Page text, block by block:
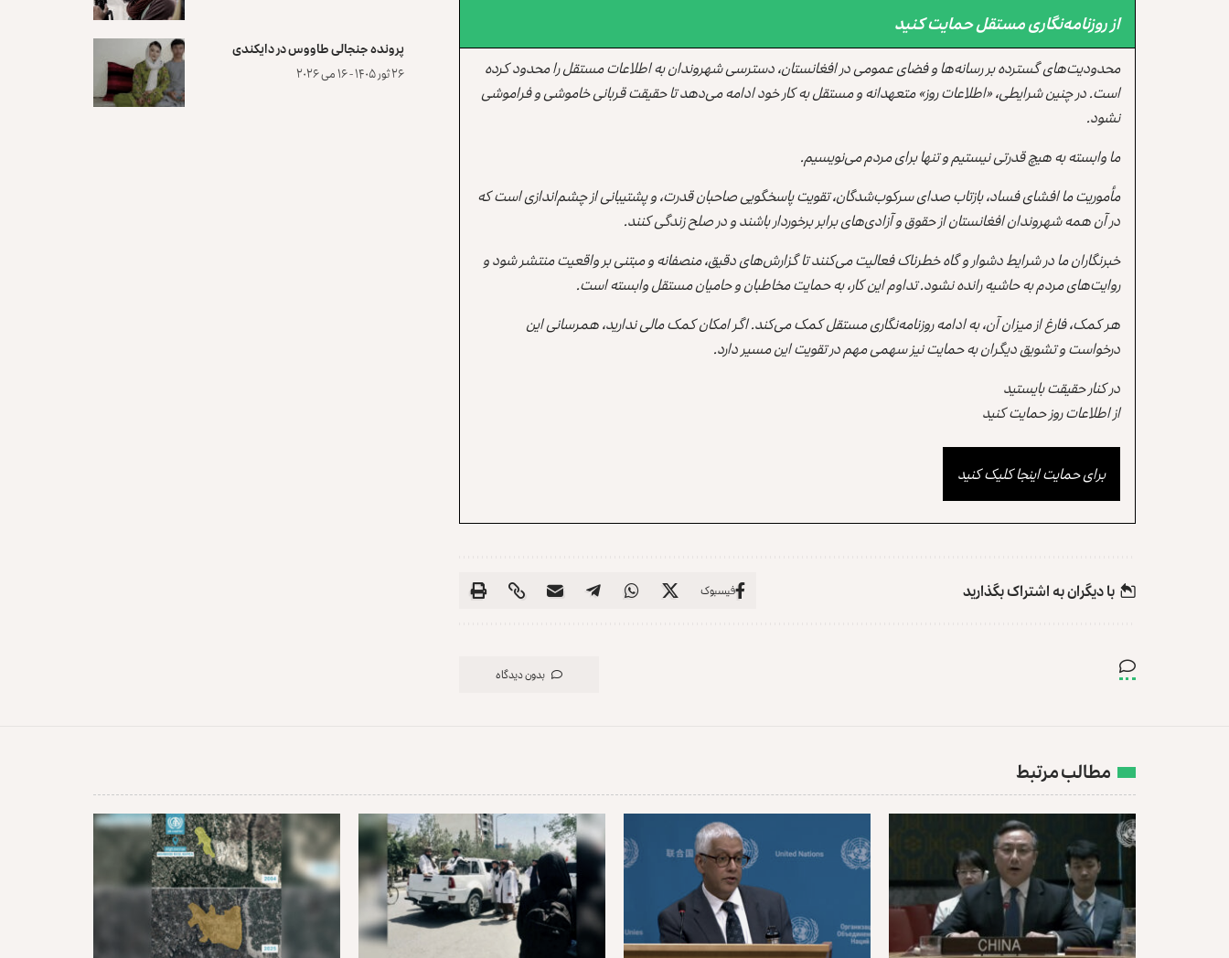
از روزنامه‌نگاری مستقل حمایت کنید
محدودیت‌های گسترده بر رسانه‌ها و فضای عمومی در افغانستان، دسترسی شهروندان به اطلاعات مستقل را محدود کرده
است. در چنین شرایطی، «اطلاعات روز» متعهدانه و مستقل به کار خود ادامه می‌دهد تا حقیقت قربانی خاموشی و فراموشی
نشود.
ما وابسته به هیچ قدرتی نیستیم و تنها برای مردم می‌نویسیم.
مأموریت ما افشای فساد، بازتاب صدای سرکوب‌شدگان، تقویت پاسخگویی صاحبان قدرت، و پشتیبانی از چشم‌اندازی است که
در آن همه شهروندان افغانستان از حقوق و آزادی‌های برابر برخوردار باشند و در صلح زندگی کنند.
خبرنگاران ما در شرایط دشوار و گاه خطرناک فعالیت می‌کنند تا گزارش‌های دقیق، منصفانه و مبتنی بر واقعیت منتشر شود و
روایت‌های مردم به حاشیه رانده نشود. تداوم این کار، به حمایت مخاطبان و حامیان مستقل وابسته است.
هر کمک، فارغ از میزان آن، به ادامه روزنامه‌نگاری مستقل کمک می‌کند. اگر امکان کمک مالی ندارید، همرسانی این
درخواست و تشویق دیگران به حمایت نیز سهمی مهم در تقویت این مسیر دارد.
در کنار حقیقت بایستید
از اطلاعات روز حمایت کنید
برای حمایت اینجا کلیک کنید
با دیگران به‌‌ اشتراک بگذارید فیسبوک
بدون دیدگاه
پرونده‌ جنجالی طاووس در دایکندی
۲۶ ثور ۱۴۰۵ - ۱۶ می ۲۰۲۶
مطالب مرتبط